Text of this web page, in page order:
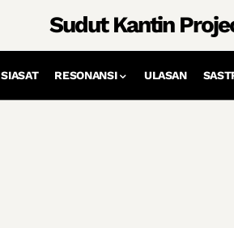
Sudut Kantin
SIASAT RESONANSI ULASAN